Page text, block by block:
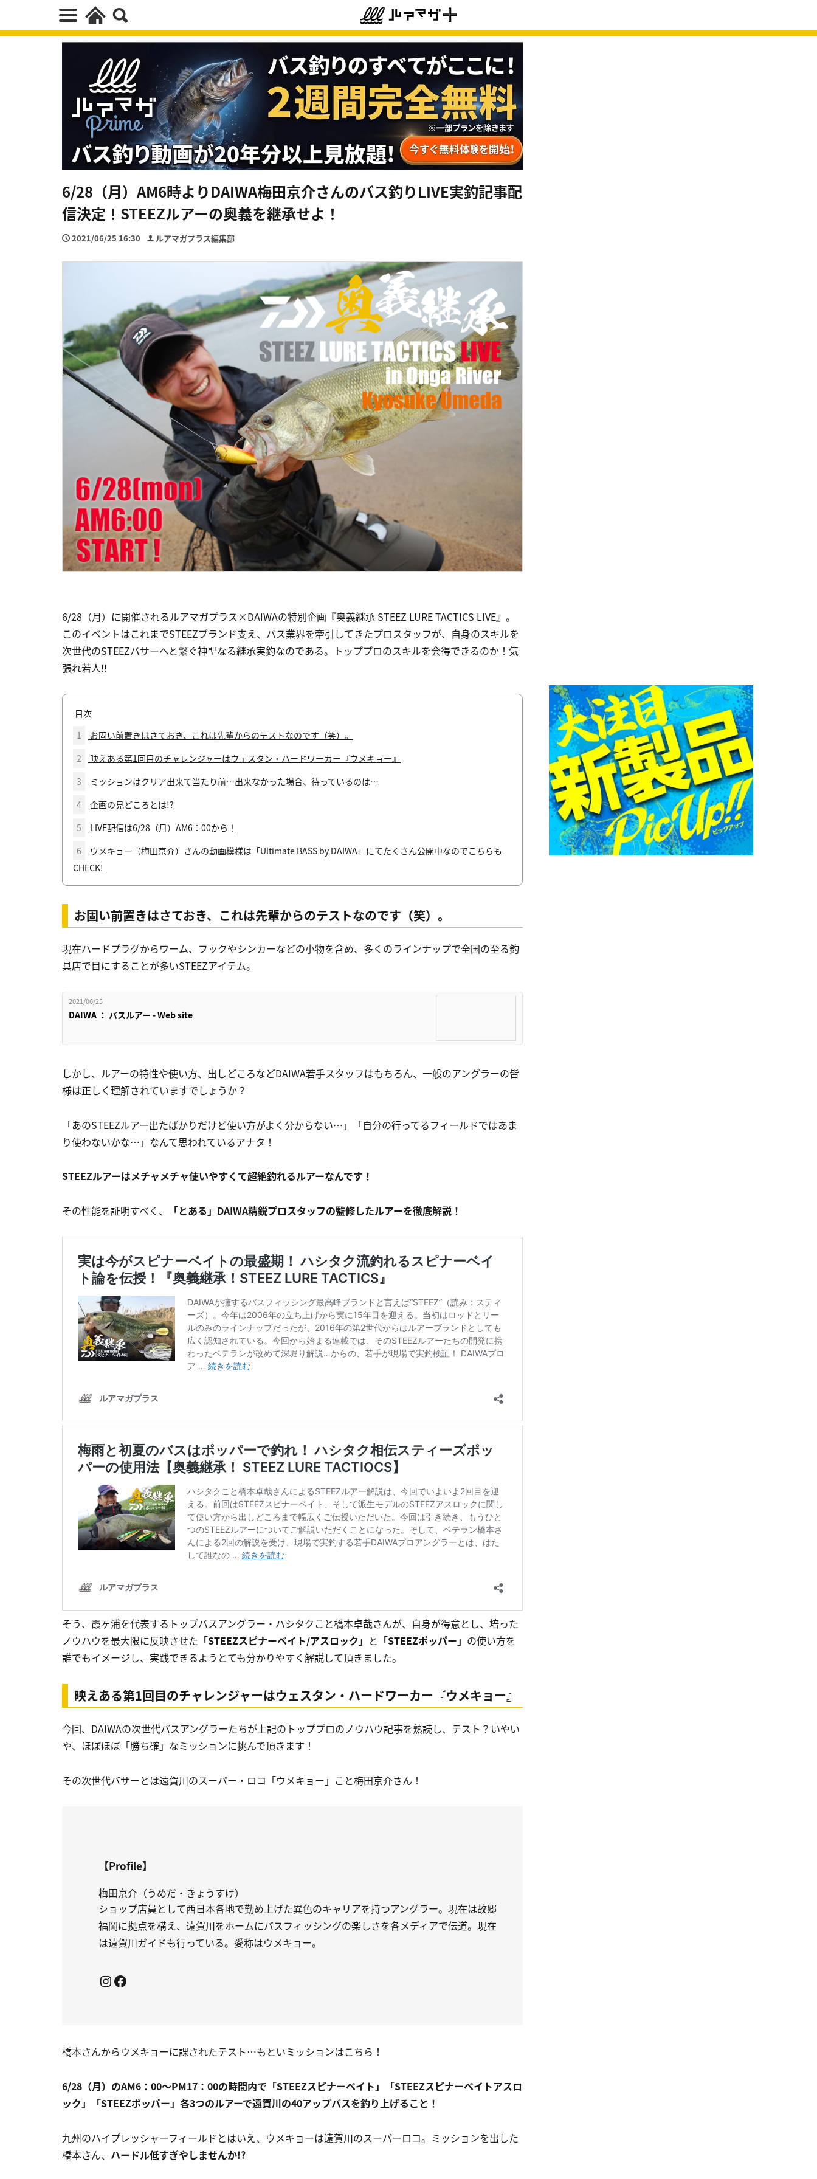
6/28（月）AM6時よりDAIWA梅田京介さんのバス釣りLIVE実釣記事配
信決定！STEEZルアーの奥義を継承せよ！
2021/06/25 16:30 ルアマガプラス編集部
6/28（月）に開催されるルアマガプラス×DAIWAの特別企画『奥義継承 STEEZ LURE TACTICS LIVE』。
このイベントはこれまでSTEEZブランド支え、バス業界を牽引してきたプロスタッフが、自身のスキルを
次世代のSTEEZバサーへと繋ぐ神聖なる継承実釣なのである。トッププロのスキルを会得できるのか！気
張れ若人!!
目次
1
お固い前置きはさておき、これは先輩からのテストなのです（笑）。
2
映えある第1回目のチャレンジャーはウェスタン・ハードワーカー『ウメキョー』
3
ミッションはクリア出来て当たり前…出来なかった場合、待っているのは…
4
企画の見どころとは!?
5
LIVE配信は6/28（月）AM6：00から！
6
ウメキョー（梅田京介）さんの動画模様は「Ultimate BASS by DAIWA」にてたくさん公開中なのでこちらも
CHECK!
お固い前置きはさておき、これは先輩からのテストなのです（笑）。
現在ハードプラグからワーム、フックやシンカーなどの小物を含め、多くのラインナップで全国の至る釣
具店で目にすることが多いSTEEZアイテム。
2021/06/25
DAIWA ： バスルアー - Web site
しかし、ルアーの特性や使い方、出しどころなどDAIWA若手スタッフはもちろん、一般のアングラーの皆
様は正しく理解されていますでしょうか？
「あのSTEEZルアー出たばかりだけど使い方がよく分からない…」「自分の行ってるフィールドではあま
り使わないかな…」なんて思われているアナタ！
STEEZルアーはメチャメチャ使いやすくて超絶釣れるルアーなんです！
その性能を証明すべく、 「とある」DAIWA精鋭プロスタッフの監修したルアーを徹底解説！
そう、霞ヶ浦を代表するトップバスアングラー・ハシタクこと橋本卓哉さんが、自身が得意とし、培った
ノウハウを最大限に反映させた 「STEEZスピナーベイト/アスロック」 と 「STEEZポッパー」 の使い方を
誰でもイメージし、実践できるようとても分かりやすく解説して頂きました。
映えある第1回目のチャレンジャーはウェスタン・ハードワーカー『ウメキョー』
今回、DAIWAの次世代バスアングラーたちが上記のトッププロのノウハウ記事を熟読し、テスト？いやい
や、ほぼほぼ「勝ち確」なミッションに挑んで頂きます！
その次世代バサーとは遠賀川のスーパー・ロコ「ウメキョー」こと梅田京介さん！
【Profile】
梅田京介（うめだ・きょうすけ）
ショップ店員として西日本各地で勤め上げた異色のキャリアを持つアングラー。現在は故郷
福岡に拠点を構え、遠賀川をホームにバスフィッシングの楽しさを各メディアで伝道。現在
は遠賀川ガイドも行っている。愛称はウメキョー。
Instagram
Facebook
橋本さんからウメキョーに課されたテスト…もといミッションはこちら！
6/28（月）のAM6：00～PM17：00の時間内で「STEEZスピナーベイト」「STEEZスピナーベイトアスロ
ック」「STEEZポッパー」各3つのルアーで遠賀川の40アップバスを釣り上げること！
九州のハイプレッシャーフィールドとはいえ、ウメキョーは遠賀川のスーパーロコ。ミッションを出した
橋本さん、 ハードル低すぎやしませんか!?